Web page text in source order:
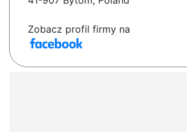
Zobacz profil firmy na